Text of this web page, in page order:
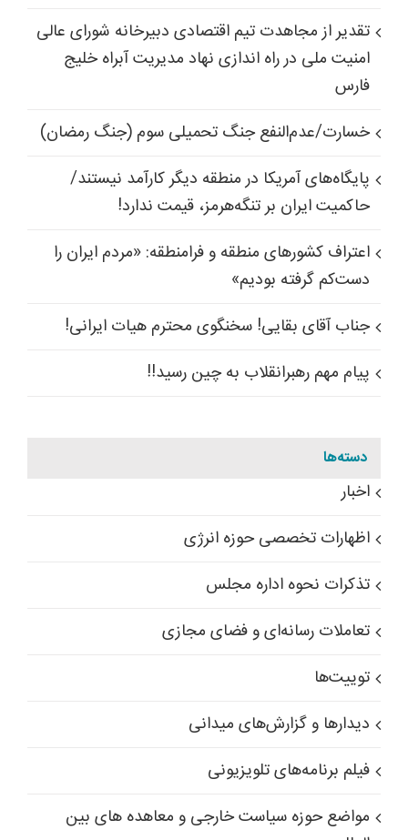
تقدیر از مجاهدت تیم اقتصادی دبیرخانه شورای عالی
امنیت ملی در راه اندازی نهاد مدیریت آبراه خلیج
فارس
خسارت/عدم‌النفع جنگ تحمیلی سوم (جنگ رمضان)
پایگاه‌های آمریکا در منطقه دیگر کارآمد نیستند/
حاکمیت ایران بر تنگه‌هرمز، قیمت ندارد!
اعتراف کشورهای منطقه و فرامنطقه: «مردم ایران را
دست‌کم گرفته بودیم»
جناب آقای بقایی! سخنگوی محترم هیات ایرانی!
پیام مهم رهبرانقلاب به چین رسید!!
دسته‌ها
اخبار
اظهارات تخصصی حوزه انرژی
تذکرات نحوه اداره مجلس
تعاملات رسانه‌ای و فضای مجازی
توییت‌ها
دیدارها و گزارش‌های میدانی
فیلم برنامه‌های تلویزیونی
مواضع حوزه سیاست خارجی و معاهده های بین